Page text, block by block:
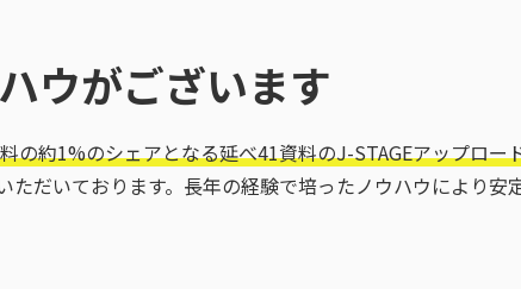
ウがございます
の約1%のシェアとなる延べ41資料のJ-STAGEアップロー
だいております。長年の経験で培ったノウハウにより安